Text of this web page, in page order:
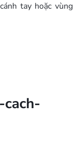
tay hoặc vùng